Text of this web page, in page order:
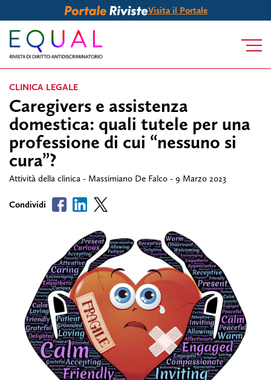
Visita il Portale
CLINICA LEGALE
Caregivers e assistenza
domestica: quali tutele per una
professione di cui “nessuno si
cura”?
Attività della clinica - Massimiano De Falco - 9 Marzo 2023